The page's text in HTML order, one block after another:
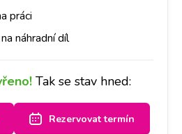
práci
náhradní díl
Tak se stav hned:
Rezervovat termín